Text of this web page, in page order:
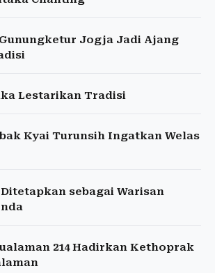
Jogja Jadi Ajang
Lestarikan Tradisi
Kyai Turunsih Ingatkan Welas
sebagai Warisan
214 Hadirkan Kethoprak